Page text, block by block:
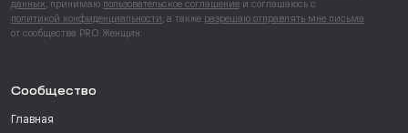
данных , принимаю пользовательское соглашение и соглашаюсь с
политикой конфиденциальности , а также разрешаю отправлять мне письма
от сообщества PRO Женщин.
Сообщество
Главная